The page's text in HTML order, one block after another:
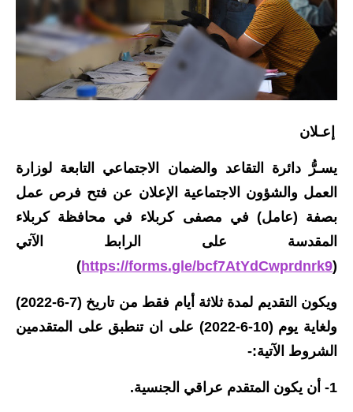
قطع الاراضي
اخبار العراق
الاخبار الاقتصادية
الاخبار الرياضية
المدارس
اخبار وقرارات وزارة التربية
نتائج الامتحانات
إعـلان
يسـرُّ دائرة التقاعد والضمان الاجتماعي التابعة لوزارة
العمل والشؤون الاجتماعية الإعلان عن فتح فرص عمل
بصفة (عامل) في مصفى كربلاء في محافظة كربلاء
المقدسة على الرابط الآتي
(
https://forms.gle/bcf7AtYdCwprdnrk9
)
و
يكون التقديم لمدة ثلاثة أيام فقط من تاريخ (7-6-2022)
ولغاية يوم (10-6-2022) على ان تنطبق على المتقدمين
الشروط الآتية:-
1- أن يكون المتقدم عراقي الجنسية.